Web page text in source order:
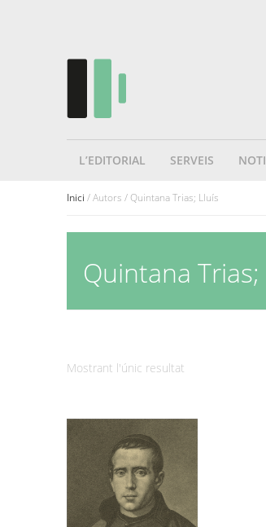
L’EDITORIAL SERVEIS
Inici / Autors / Quintana Trias; Lluís
Quintana Trias;
Mostrant l'únic resultat